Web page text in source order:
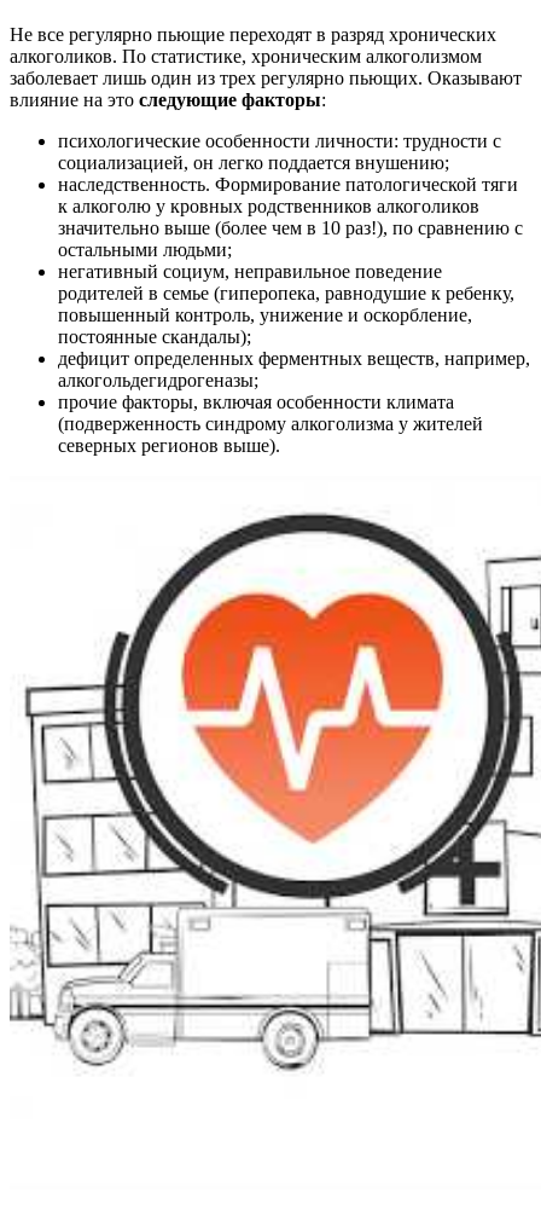
Не все регулярно пьющие переходят в разряд хронических
алкоголиков. По статистике, хроническим алкоголизмом
заболевает лишь один из трех регулярно пьющих. Оказывают
влияние на это следующие факторы:
психологические особенности личности: трудности с
социализацией, он легко поддается внушению;
наследственность. Формирование патологической тяги
к алкоголю у кровных родственников алкоголиков
значительно выше (более чем в 10 раз!), по сравнению с
остальными людьми;
негативный социум, неправильное поведение
родителей в семье (гиперопека, равнодушие к ребенку,
повышенный контроль, унижение и оскорбление,
постоянные скандалы);
дефицит определенных ферментных веществ, например,
алкогольдегидрогеназы;
прочие факторы, включая особенности климата
(подверженность синдрому алкоголизма у жителей
северных регионов выше).